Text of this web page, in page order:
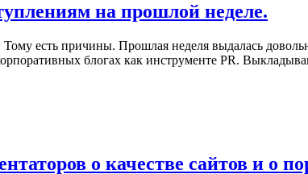
на прошлой неделе.
есть причины. Прошлая неделя выдалась
блогах как инструменте PR.
о качестве сайтов и о